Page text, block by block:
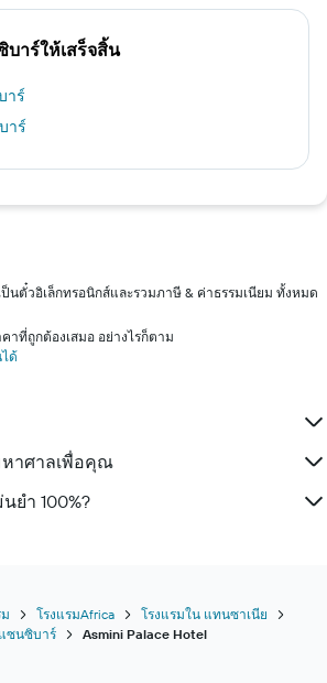
าร์ให้เสร็จสิ้น
าร์
าร์
นตั๋วอิเล็กทรอนิกส์และรวมภาษี & ค่าธรรมเนียม ทั้งหมด
าที่ถูกต้องเสมอ อย่างไรก็ตาม
ด้
หาศาลเพื่อคุณ
ยำ 100%?
โรงแรมAfrica
โรงแรมใน แทนซาเนีย
ซนซิบาร์
Asmini Palace Hotel